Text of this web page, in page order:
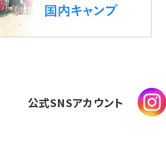
公式SNSアカウント